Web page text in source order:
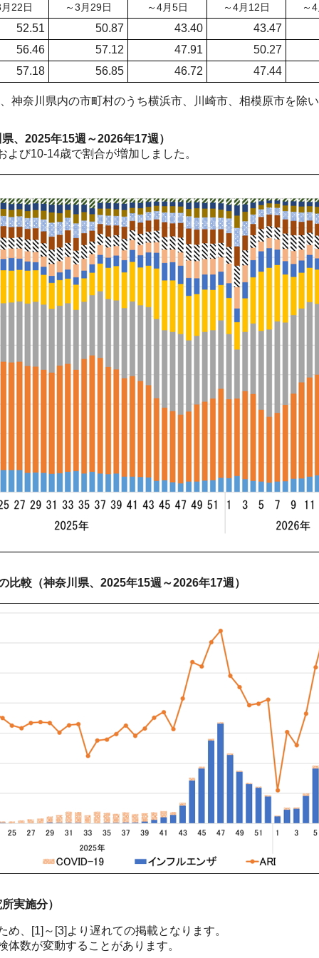
22日 ～3月29日 ～4月5日 ～4月12日 ～
52.51 50.87 43.40
43.47
56.46
57.12 47.91
50.27
57.18
56.85 46.72 47.44
神奈川県内の市町村のうち横浜市、川崎市、相模原市を除
、2025年15週～2026年17週）
び10-14歳で割合が増加しました。
較（神奈川県、2025年15週～2026年17週）
実施分）
、[1]～[3]より遅れての掲載となります。
数が変動することがあります。